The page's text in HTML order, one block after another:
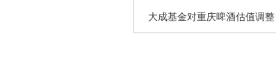
大成基金对重庆啤酒估值调整